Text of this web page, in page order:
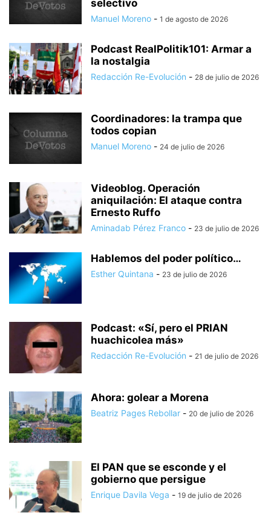
selectivo
Manuel Moreno - 1 de agosto de 2026
Podcast RealPolitik101: Armar a
la nostalgia
Redacción Re-Evolución - 28 de julio de 2026
Coordinadores: la trampa que
todos copian
Manuel Moreno - 24 de julio de 2026
Videoblog. Operación
aniquilación: El ataque contra
Ernesto Ruffo
Aminadab Pérez Franco - 23 de julio de 2026
Hablemos del poder político…
Esther Quintana - 23 de julio de 2026
Podcast: «Sí, pero el PRIAN
huachicolea más»
Redacción Re-Evolución - 21 de julio de 2026
Ahora: golear a Morena
Beatriz Pages Rebollar - 20 de julio de 2026
El PAN que se esconde y el
gobierno que persigue
Enrique Davila Vega - 19 de julio de 2026